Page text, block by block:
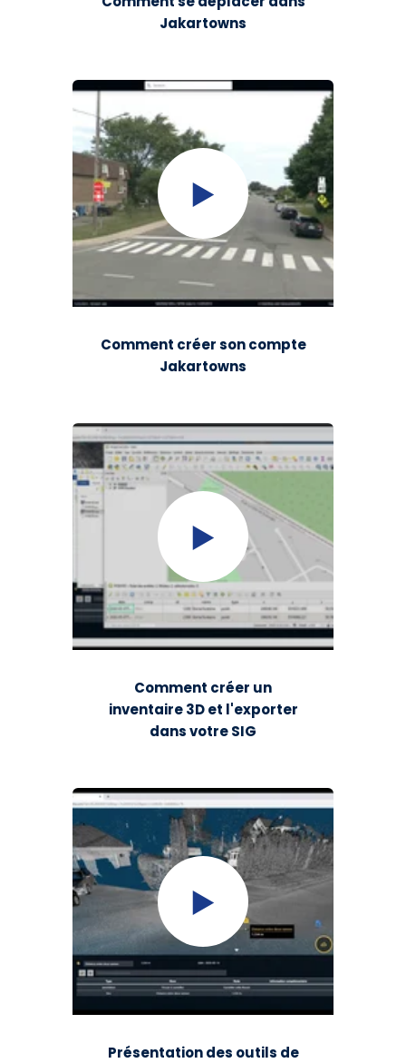
Jakartowns
Comment créer son compte
Jakartowns
Comment créer un
inventaire 3D et l'exporter
dans votre SIG
Présentation des outils de